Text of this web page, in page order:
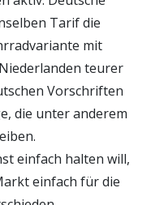
Tarif die
mit
teurer
Vorschriften
die unter anderem
einfach halten will,
einfach für die